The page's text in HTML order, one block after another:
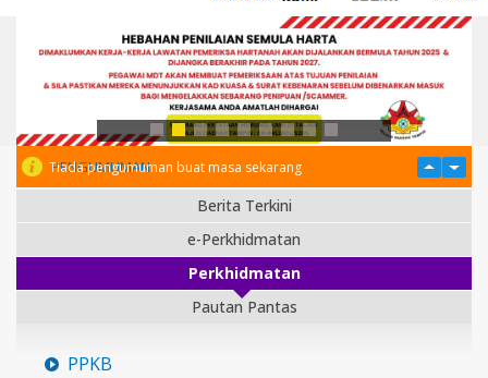
PENGUMUMAN
Tiada pengumuman buat masa sekarang
Berita Terkini
e-Perkhidmatan
Perkhidmatan
Pautan Pantas
PPKB